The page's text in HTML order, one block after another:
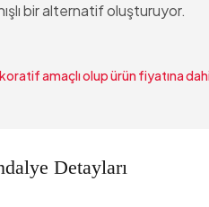
bir alternatif oluşturuyor.
amaçlı olup ürün fiyatına
Detayları